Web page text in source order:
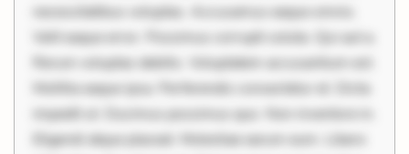
necessitatibus voluptas. Accusamus eaque omnis.
Velit eaque error. Possimus corrupti soluta. Qui aut a.
Rerum voluptas debitis. Voluptatem accusantium est.
Mollitia eaque ipsa. Perferendis consectetur et. Dicta
impedit ut. Ducimus possimus quo. Non inventore in.
Eligendi atque placeat. Molestiae earum eum. Libero